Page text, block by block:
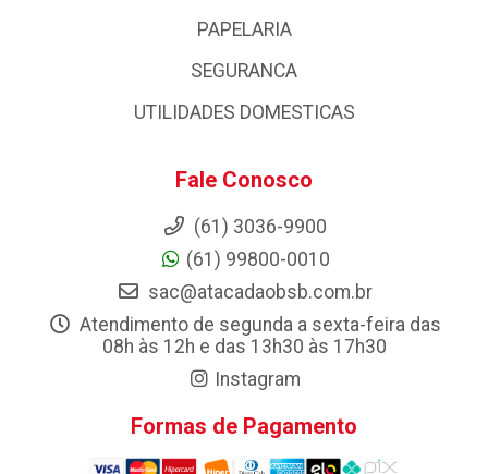
PAPELARIA
SEGURANCA
UTILIDADES DOMESTICAS
Fale Conosco
(61) 3036-9900
(61) 99800-0010
sac@atacadaobsb.com.br
Atendimento de segunda a sexta-feira das
08h às 12h e das 13h30 às 17h30
Instagram
Formas de Pagamento